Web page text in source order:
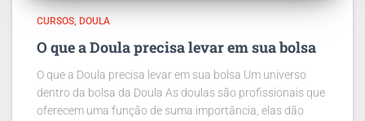
CURSOS DOULA
O que a Doula precisa levar em sua bolsa
O que a Doula precisa levar em sua bolsa Um universo
dentro da bolsa da Doula As doulas são profissionais que
oferecem uma função de suma importância, elas dão